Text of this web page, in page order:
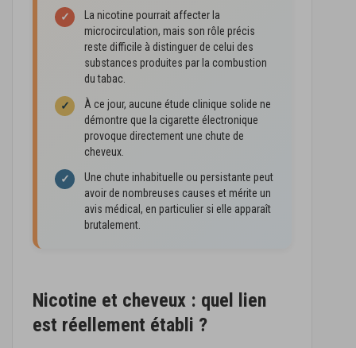
✓
La nicotine pourrait affecter la
microcirculation, mais son rôle précis
reste difficile à distinguer de celui des
substances produites par la combustion
du tabac.
✓
À ce jour, aucune étude clinique solide ne
démontre que la cigarette électronique
provoque directement une chute de
cheveux.
✓
Une chute inhabituelle ou persistante peut
avoir de nombreuses causes et mérite un
avis médical, en particulier si elle apparaît
brutalement.
Nicotine et cheveux : quel lien
est réellement établi ?